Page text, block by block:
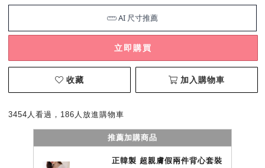
立即購買
收藏 加入購物車
3454人看過，186人放進購物車
推薦加購商品
正韓製 超親膚假兩件背心套裝